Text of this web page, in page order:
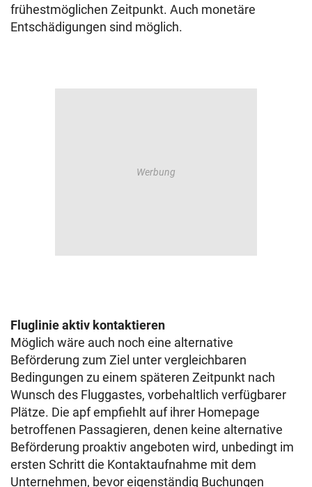
frühestmöglichen Zeitpunkt. Auch monetäre
Entschädigungen sind möglich.
Fluglinie aktiv kontaktieren
Möglich wäre auch noch eine alternative
Beförderung zum Ziel unter vergleichbaren
Bedingungen zu einem späteren Zeitpunkt nach
Wunsch des Fluggastes, vorbehaltlich verfügbarer
Plätze. Die apf empfiehlt auf ihrer Homepage
betroffenen Passagieren, denen keine alternative
Beförderung proaktiv angeboten wird, unbedingt im
ersten Schritt die Kontaktaufnahme mit dem
Unternehmen, bevor eigenständig Buchungen